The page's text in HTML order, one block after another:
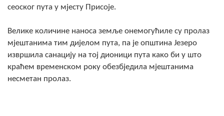
Скупштинско вијеће општине језеро
Састав Скупштине
Службени Гласници
сеоског пута у мјесту Присоје.
Велике количине наноса земље онемогућиле су пролаз
мјештанима тим дијелом пута, па је општина Језеро
извршила санацију на тој дионици пута како би у што
краћем временском року обезбједила мјештанима
несметан пролаз.